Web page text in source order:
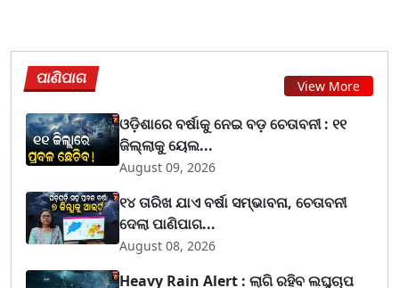
ପାଣିପାଗ View More
ଓଡ଼ିଶାରେ ବର୍ଷାକୁ ନେଇ ବଡ଼ ଚେତାବନୀ : ୧୧
ଜିଲ୍ଲାକୁ ୟେଲ...
August 09, 2026
୧୪ ତାରିଖ ଯାଏ ବର୍ଷା ସମ୍ଭାବନା, ଚେତାବନୀ
ଦେଲା ପାଣିପାଗ...
August 08, 2026
Heavy Rain Alert : ଲାଗି ରହିବ ଲଘୁଚାପ